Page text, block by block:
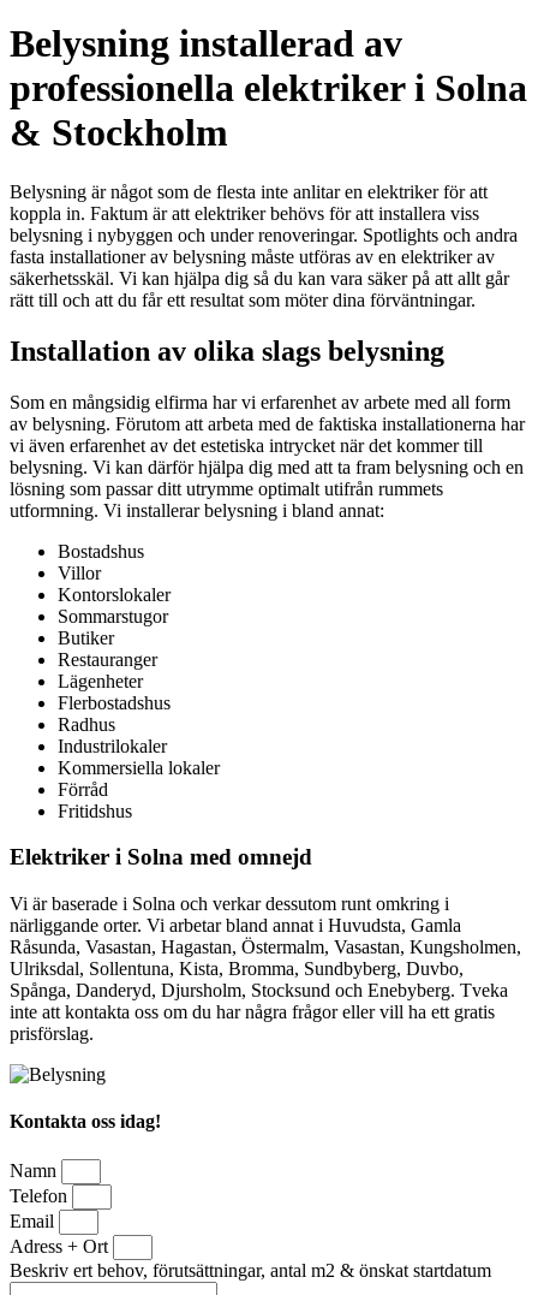
Belysning installerad av
professionella elektriker i Solna
& Stockholm
Belysning är något som de flesta inte anlitar en elektriker för att
koppla in. Faktum är att elektriker behövs för att installera viss
belysning i nybyggen och under renoveringar. Spotlights och andra
fasta installationer av belysning måste utföras av en elektriker av
säkerhetsskäl. Vi kan hjälpa dig så du kan vara säker på att allt går
rätt till och att du får ett resultat som möter dina förväntningar.
Installation av olika slags belysning
Som en mångsidig elfirma har vi erfarenhet av arbete med all form
av belysning. Förutom att arbeta med de faktiska installationerna har
vi även erfarenhet av det estetiska intrycket när det kommer till
belysning. Vi kan därför hjälpa dig med att ta fram belysning och en
lösning som passar ditt utrymme optimalt utifrån rummets
utformning. Vi installerar belysning i bland annat:
Bostadshus
Villor
Kontorslokaler
Sommarstugor
Butiker
Restauranger
Lägenheter
Flerbostadshus
Radhus
Industrilokaler
Kommersiella lokaler
Förråd
Fritidshus
Elektriker i Solna med omnejd
Vi är baserade i Solna och verkar dessutom runt omkring i
närliggande orter. Vi arbetar bland annat i Huvudsta, Gamla
Råsunda, Vasastan, Hagastan, Östermalm, Vasastan, Kungsholmen,
Ulriksdal, Sollentuna, Kista, Bromma, Sundbyberg, Duvbo,
Spånga, Danderyd, Djursholm, Stocksund och Enebyberg. Tveka
inte att kontakta oss om du har några frågor eller vill ha ett gratis
prisförslag.
Kontakta oss idag!
Namn
Telefon
Email
Adress + Ort
Beskriv ert behov, förutsättningar, antal m2 & önskat startdatum